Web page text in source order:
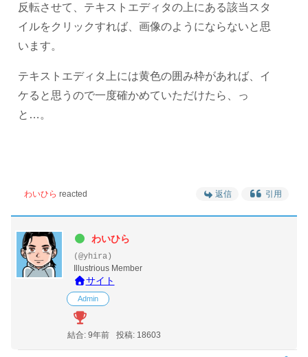
反転させて、テキストエディタの上にある該当スタ
イルをクリックすれば、画像のようにならないと思
います。
テキストエディタ上には黄色の囲み枠があれば、イ
ケると思うので一度確かめていただけたら、っ
と…。
わいひら reacted 返信 引用
わいひら
(@yhira)
Illustrious Member
サイト
Admin
結合: 9年前 投稿: 18603